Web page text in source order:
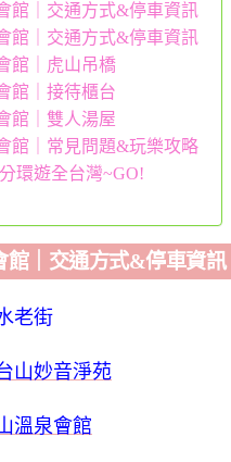
館｜交通方式&停車資訊
館｜交通方式&停車資訊
館｜虎山吊橋
館｜接待櫃台
館｜雙人湯屋
館｜常見問題&玩樂攻略
環遊全台灣~GO!
館｜交通方式&停車資訊
老街
山妙音淨苑
溫泉會館